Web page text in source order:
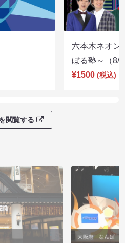
六本木ネオン
ぼる塾～（
¥1500 (税込)
閲覧する